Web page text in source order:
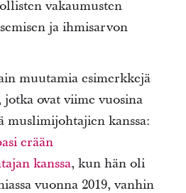
vakaumusten
ja ihmisarvon
muutamia esimerkkejä
ovat viime vuosina
muslimijohtajien kanssa:
erään
kanssa, kun hän oli
vuonna 2019, vanhin